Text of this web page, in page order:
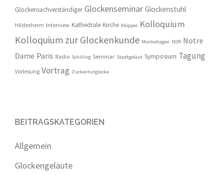
Glockensachverständiger Glockenseminar Glockenstuhl
Hildesheim Interview Kathedrale Kirche Klöppel Kolloquium
Kolloquium zur Glockenkunde Monkehagen NDR Notre
Dame Paris Radio Schilling Seminar Stadtgeläut Symposium Tagung
Vorlesung Vortrag Zuckerhutglocke
BEITRAGSKATEGORIEN
Allgemein
Glockengeläute